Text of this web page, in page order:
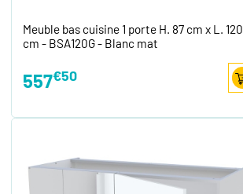
Meuble bas cuisine 1 porte H. 87 cm x L. 120
cm - BSA120G - Blanc mat
557€50